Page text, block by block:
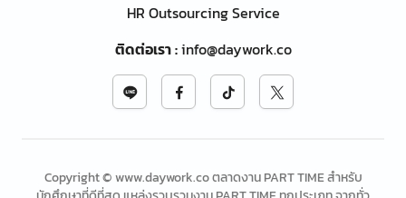
HR Outsourcing Service
ติดต่อเรา:info@daywork.co
Copyright © www.daywork.co ตลาดงาน PART TIME สำหรับ